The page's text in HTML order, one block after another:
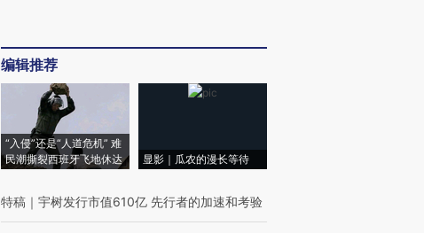
编辑推荐
“入侵”还是“人道危机” 难
民潮撕裂西班牙飞地休达
显影｜瓜农的漫长等待
特稿 ｜ 宇树发行市值610亿 先行者的加速和考验